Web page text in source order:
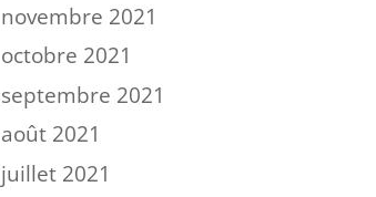
novembre 2021
octobre 2021
septembre 2021
août 2021
juillet 2021